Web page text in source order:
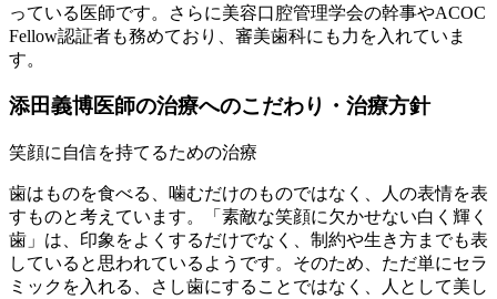
っている医師です。さらに美容口腔管理学会の幹事やACOC
Fellow認証者も務めており、審美歯科にも力を入れていま
す。
添田義博医師の治療へのこだわり・治療方針
笑顔に自信を持てるための治療
歯はものを食べる、噛むだけのものではなく、人の表情を表
すものと考えています。「素敵な笑顔に欠かせない白く輝く
歯」は、印象をよくするだけでなく、制約や生き方までも表
していると思われているようです。そのため、ただ単にセラ
ミックを入れる、さし歯にすることではなく、人として美し